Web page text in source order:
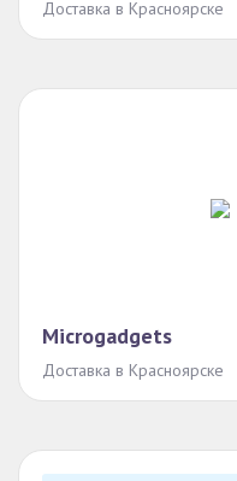
Доставка в Красноярске
Microgadgets
Доставка в Красноярске